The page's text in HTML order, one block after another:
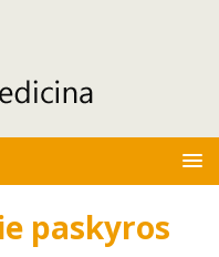
paskyros